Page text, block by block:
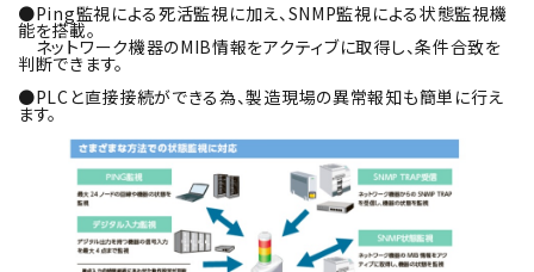
●Ping監視による死活監視に加え、SNMP監視による状態監視機
能を搭載。
ネットワーク機器のMIB情報をアクティブに取得し、条件合致を
判断できます。
●PLCと直接接続ができる為、製造現場の異常報知も簡単に行え
ます。